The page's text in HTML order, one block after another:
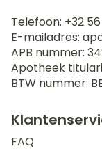
Telefoon: +32 56
E-mailadres:
APB nummer:
Apotheek
BTW nummer:
FAQ